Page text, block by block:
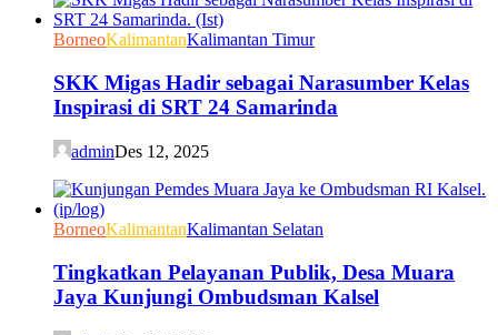
BorneoKalimantanKalimantan Timur
SKK Migas Hadir sebagai Narasumber Kelas
Inspirasi di SRT 24 Samarinda
adminDes 12, 2025
BorneoKalimantanKalimantan Selatan
Tingkatkan Pelayanan Publik, Desa Muara
Jaya Kunjungi Ombudsman Kalsel